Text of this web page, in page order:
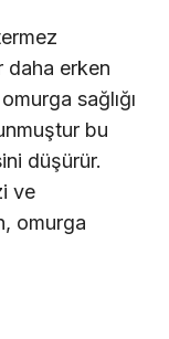
daha erken
sağlığı
bu
düşürür.
ve
omurga